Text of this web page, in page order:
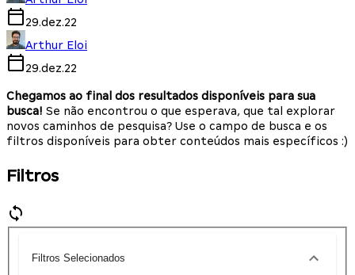
29.dez.22
Arthur Eloi
29.dez.22
Chegamos ao final dos resultados disponíveis para sua
busca! Se não encontrou o que esperava, que tal explorar
novos caminhos de pesquisa? Use o campo de busca e os
filtros disponíveis para obter conteúdos mais específicos :)
Filtros
Filtros Selecionados